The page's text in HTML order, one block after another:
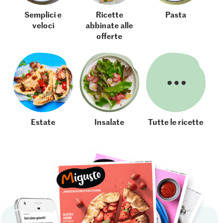
Semplici e
veloci
Ricette
abbinate alle
offerte
Pasta
Estate Insalate Tutte le ricette